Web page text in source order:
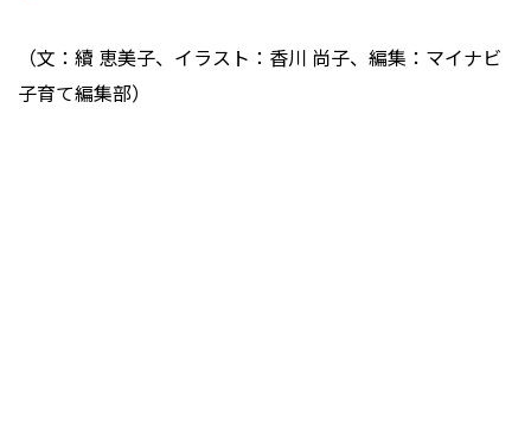
（文：續 恵美子、イラスト：香川 尚子、編集：マイナビ
子育て編集部）